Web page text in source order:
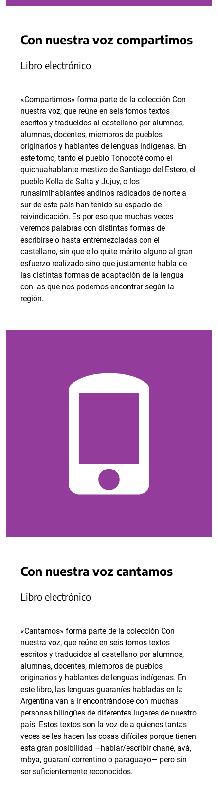
Con nuestra voz compartimos
Libro electrónico
«Compartimos» forma parte de la colección Con
nuestra voz, que reúne en seis tomos textos
escritos y traducidos al castellano por alumnos,
alumnas, docentes, miembros de pueblos
originarios y hablantes de lenguas indígenas. En
este tomo, tanto el pueblo Tonocoté como el
quichuahablante mestizo de Santiago del Estero, el
pueblo Kolla de Salta y Jujuy, o los
runasimihablantes andinos radicados de norte a
sur de este país han tenido su espacio de
reivindicación. Es por eso que muchas veces
veremos palabras con distintas formas de
escribirse o hasta entremezcladas con el
castellano, sin que ello quite mérito alguno al gran
esfuerzo realizado sino que justamente habla de
las distintas formas de adaptación de la lengua
con las que nos podemos encontrar según la
región.
Con nuestra voz cantamos
Libro electrónico
«Cantamos» forma parte de la colección Con
nuestra voz, que reúne en seis tomos textos
escritos y traducidos al castellano por alumnos,
alumnas, docentes, miembros de pueblos
originarios y hablantes de lenguas indígenas. En
este libro, las lenguas guaraníes habladas en la
Argentina van a ir encontrándose con muchas
personas bilingües de diferentes lugares de nuestro
país. Estos textos son la voz de a quienes tantas
veces se les hacen las cosas difíciles porque tienen
esta gran posibilidad —hablar/escribir chané, avá,
mbya, guaraní correntino o paraguayo— pero sin
ser suficientemente reconocidos.